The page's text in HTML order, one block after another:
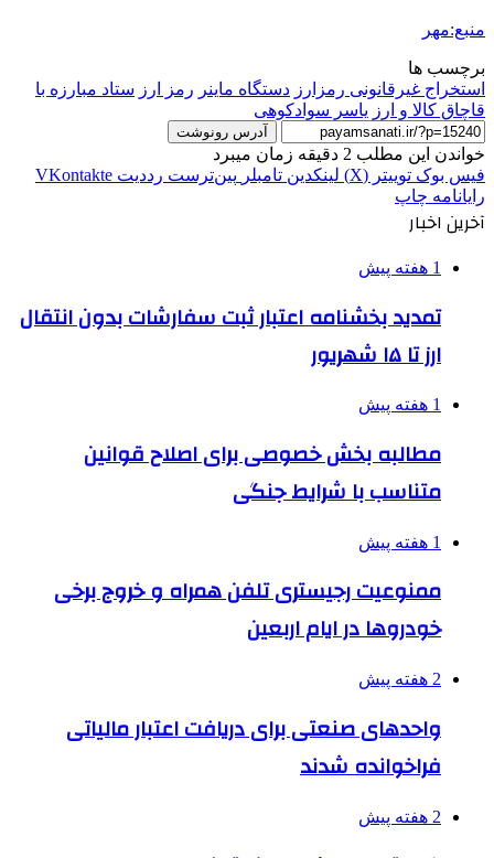
منبع:مهر
برچسب ها
استخراج غیرقانونی رمزارز دستگاه ماینر رمز ارز ستاد مبارزه با
قاچاق کالا و ارز یاسر سوادکوهی
آدرس رونوشت
خواندن این مطلب 2 دقیقه زمان میبرد
فیس بوک توییتر (X) لینکدین ‫تامبلر ‫پین‌ترست ‫رددیت ‫VKontakte
رایانامه چاپ
آخرین اخبار
1 هفته پیش
تمدید بخشنامه اعتبار ثبت سفارشات بدون انتقال
ارز تا ۱۵ شهریور
1 هفته پیش
مطالبه بخش خصوصی برای اصلاح قوانین
متناسب با شرایط جنگی
1 هفته پیش
ممنوعیت رجیستری تلفن همراه و خروج برخی
خودروها در ایام اربعین
2 هفته پیش
واحدهای صنعتی برای دریافت اعتبار مالیاتی
فراخوانده شدند
2 هفته پیش